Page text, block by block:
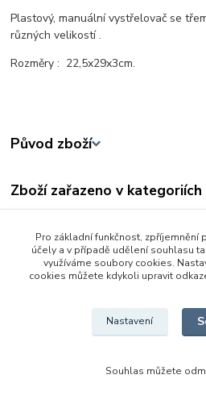
Plastový, manuální vystřelovač se
různých velikostí .
Rozměry : 22,5x29x3cm.
Původ zboží
Zboží zařazeno v kategoriích
Ostatní
Pro kluky
Pro základní funkčnost, zpříjemnění
účely a v případě udělení souhlasu
využíváme soubory cookies.
cookies můžete kdykoli upravit
Nastavení
Souhlas můžete